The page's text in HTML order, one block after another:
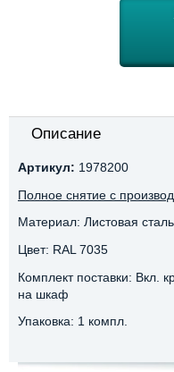
Описание
Артикул: 1978200
Полное снятие с
Материал: Листовая сталь
Цвет: RAL 7035
Комплект поставки: Вкл.
на шкаф
Упаковка: 1 компл.